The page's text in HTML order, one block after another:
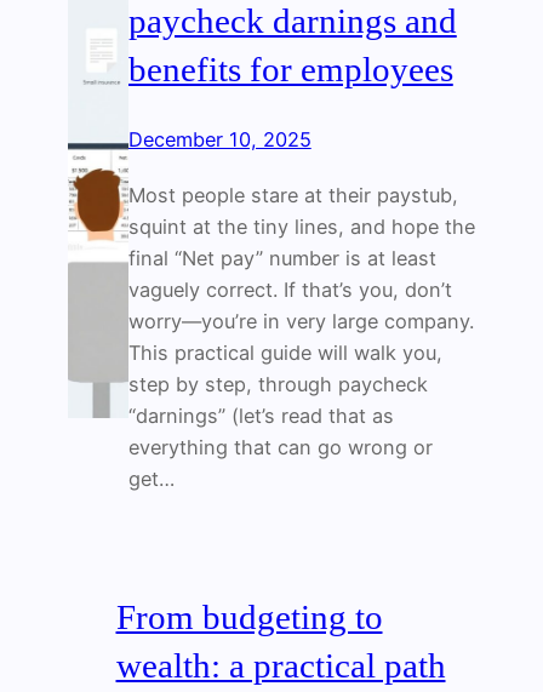
paycheck darnings and
benefits for employees
December 10, 2025
Most people stare at their paystub,
squint at the tiny lines, and hope the
final “Net pay” number is at least
vaguely correct. If that’s you, don’t
worry—you’re in very large company.
This practical guide will walk you,
step by step, through paycheck
“darnings” (let’s read that as
everything that can go wrong or
get…
From budgeting to
wealth: a practical path